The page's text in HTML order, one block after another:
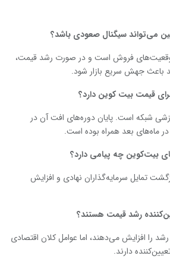
می‌تواند سیگنال صعودی باشد؟
فروش است و در صورت رشد قیمت،
باعث جهش سریع بازار شود.
قیمت بیت ‌کوین دارد؟
شبکه است. پایان دوره‌های افت آن در
ماه‌های بعد همراه بوده است.
بیت‌کوین چه پیامی دارد؟
تمایل سرمایه‌گذاران نهادی و افزایش
رشد قیمت هستند؟
را افزایش می‌دهند، اما عوامل کلان اقتصادی
دارند.